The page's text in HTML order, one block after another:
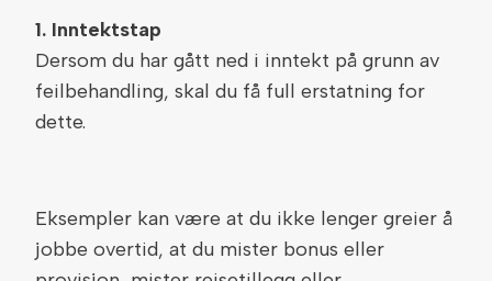
1. Inntektstap
Dersom du har gått ned i inntekt på grunn av
feilbehandling, skal du få full erstatning for
dette.
Eksempler kan være at du ikke lenger greier å
jobbe overtid, at du mister bonus eller